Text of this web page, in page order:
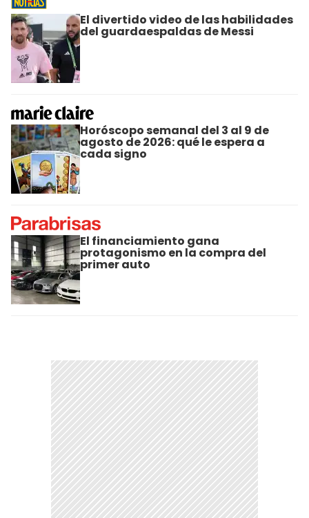
El divertido video de las habilidades
del guardaespaldas de Messi
Horóscopo semanal del 3 al 9 de
agosto de 2026: qué le espera a
cada signo
El financiamiento gana
protagonismo en la compra del
primer auto